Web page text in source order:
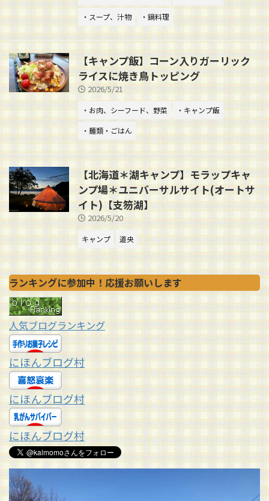
・スープ、汁物
・鍋料理
【キャンプ飯】コーン入りガーリック
ライスに焼き鳥トッピング
2026/5/21
・お肉、シーフード、野菜
・キャンプ飯
・麺類・ごはん
【北海道＊湖キャンプ】モラップキャ
ンプ場＊ユニバーサルサイト(オートサ
イト)【支笏湖】
2026/5/20
キャンプ 道央
ランキングに参加中！応援お願いします
人気ブログランキング
にほんブログ村
にほんブログ村
にほんブログ村